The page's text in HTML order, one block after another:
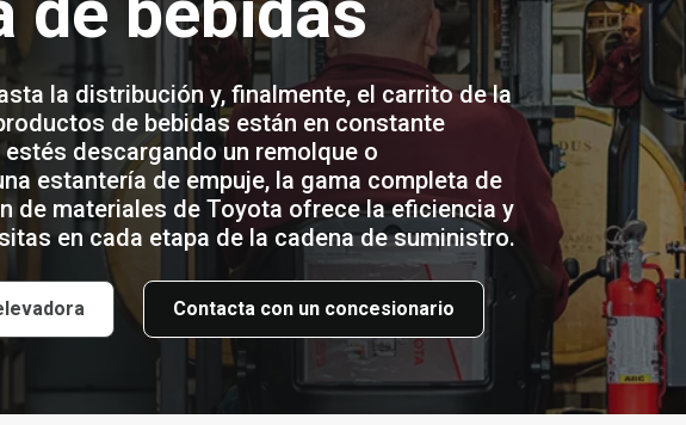
la distribución y, finalmente, el carrito de la
de bebidas están en constante
descargando un remolque o
estantería de empuje, la gama completa de
de materiales de Toyota ofrece la eficiencia y
en cada etapa de la cadena de suministro.
Contacta con un concesionario